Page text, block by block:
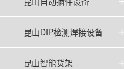
昆山DIP检测焊接设备
昆山智能货架